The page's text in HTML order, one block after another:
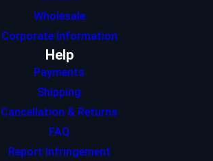
Wholesale
Corporate Information
Help
Payments
Shipping
Cancellation & Returns
FAQ
Report Infringement